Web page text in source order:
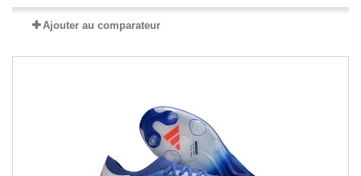
Ajouter au comparateur